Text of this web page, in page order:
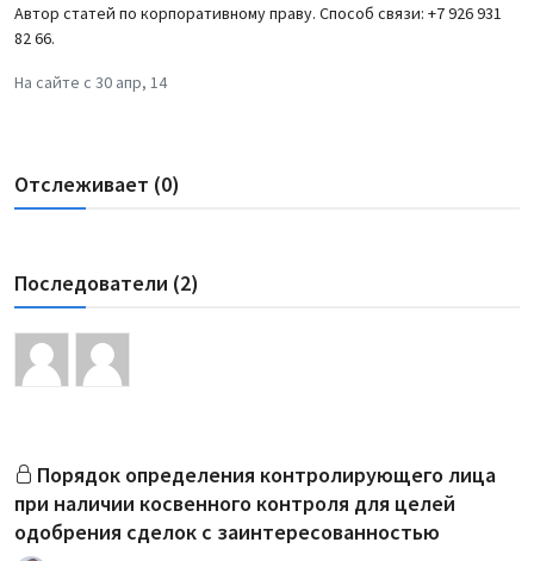
Подписка
Автор статей по корпоративному праву. Способ связи: +7 926 931
82 66.
На сайте с 30 апр, 14
Отслеживает (0)
Последователи (2)
Порядок определения контролирующего лица
при наличии косвенного контроля для целей
одобрения сделок с заинтересованностью